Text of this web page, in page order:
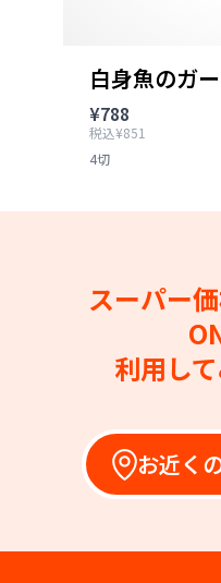
白身魚のガ
¥788
税込¥851
4切
スーパー
利用し
お近く